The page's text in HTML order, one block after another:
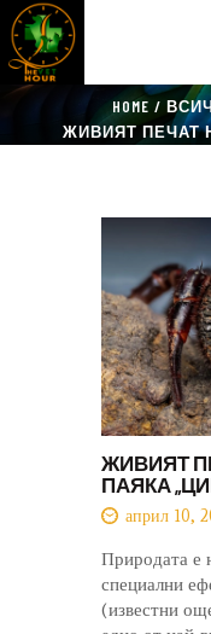
HOME
ЖИВИЯТ ПЕЧАТ
НАЧАЛО
КАТАЛОГ
THE VET
БЛОГ
КОНТАКТ
ЖИВИЯТ
ПАЯКА
април 10,
Природата е
специални
(известни